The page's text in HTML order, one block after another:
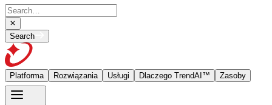
Search
Platforma Rozwiązania Usługi Dlaczego TrendAI™ Zasoby